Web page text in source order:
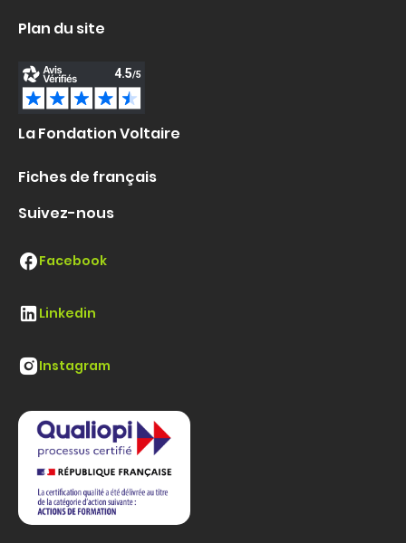
Plan du site
La Fondation Voltaire
Fiches de français
Suivez-nous
Facebook
Linkedin
Instagram